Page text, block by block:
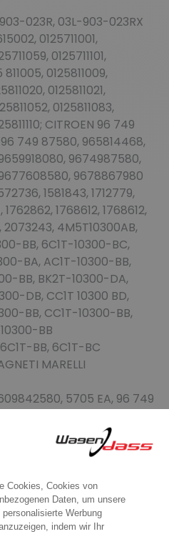
023R, 03L-903-023RX
0125711001,
0125711101,
811005, 0125811009,
0125811021,
0125811083,
CITROEN 96 749
749 87580, 965814468,
9674987580,
9678867980
1581843, 1712779,
1768612, 1768612,
2073243, 4M5T10300AB,
BB, 6C1T-10300-BC,
BA, AC1T-10300-BB,
BB, BK2T-10300-DA,
DB, CC1T 10300 BD,
BB, CC1T-10300-BB,
BB
BB, 6C1T-BC
MARELLI
5705 EA, 96 749
36001341-0, 36012619,
in der gleichen